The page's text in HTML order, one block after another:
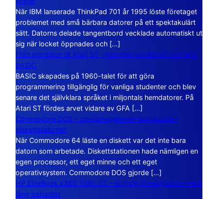
När IBM lanserade ThinkPad 701 år 1995 löste företaget
problemet med små bärbara datorer på ett spektakulärt
sätt. Datorns delade tangentbord vecklade automatiskt ut
sig när locket öppnades och […]
Från stordator till Atari ST – historien om BASIC och GFA
BASIC
BASIC skapades på 1960-talet för att göra
programmering tillgänglig för vanliga studenter och blev
senare det självklara språket i miljontals hemdatorer. På
Atari ST fördes arvet vidare av GFA […]
Commodore DOS – operativsystemet som bodde i
diskettstationen
När Commodore 64 läste en diskett var det inte bara
datorn som arbetade. Diskettstationen hade nämligen en
egen processor, ett eget minne och ett eget
operativsystem. Commodore DOS gjorde […]
HP EliteBook x360 1040 G7 – en lyxig företagsdator med
lång batteritid